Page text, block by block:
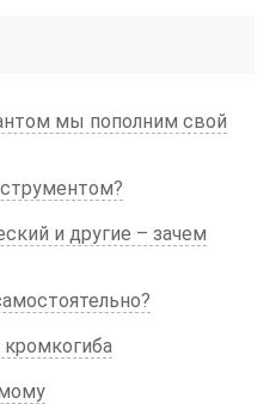
мы пополним свой
и другие – зачем